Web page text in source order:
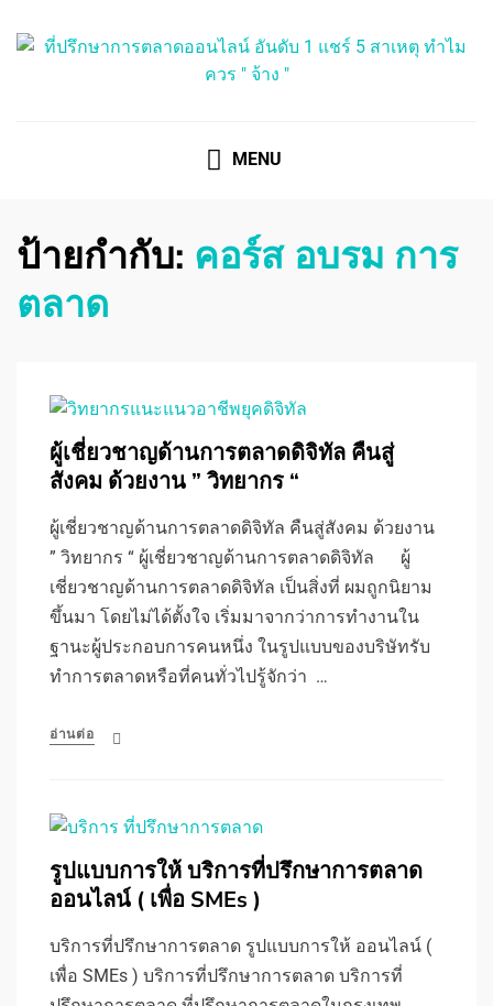
MENU
ป้ายกำกับ: คอร์ส อบรม การ
ตลาด
ผู้เชี่ยวชาญด้านการตลาดดิจิทัล คืนสู่
สังคม ด้วยงาน ” วิทยากร “
ผู้เชี่ยวชาญด้านการตลาดดิจิทัล คืนสู่สังคม ด้วยงาน
” วิทยากร “ ผู้เชี่ยวชาญด้านการตลาดดิจิทัล ผู้
เชี่ยวชาญด้านการตลาดดิจิทัล เป็นสิ่งที่ ผมถูกนิยาม
ขึ้นมา โดยไม่ได้ตั้งใจ เริ่มมาจากว่าการทำงานใน
ฐานะผู้ประกอบการคนหนึ่ง ในรูปแบบของบริษัทรับ
ทำการตลาดหรือที่คนทั่วไปรู้จักว่า …
อ่านต่อ
รูปแบบการให้ บริการที่ปรึกษาการตลาด
ออนไลน์ ( เพื่อ SMEs )
บริการที่ปรึกษาการตลาด รูปแบบการให้ ออนไลน์ (
เพื่อ SMEs ) บริการที่ปรึกษาการตลาด บริการที่